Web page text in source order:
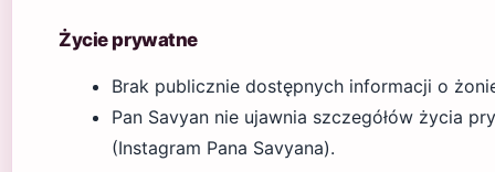
Życie prywatne
Brak publicznie dostępnych informacji o
Pan Savyan nie ujawnia szczegółów życia
(Instagram Pana Savyana).